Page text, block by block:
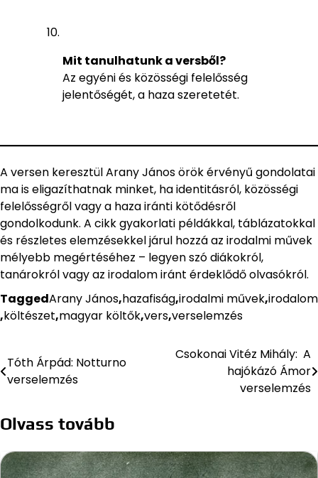
Mit tanulhatunk a versből?
Az egyéni és közösségi felelősség
jelentőségét, a haza szeretetét.
A versen keresztül Arany János örök érvényű gondolatai
ma is eligazíthatnak minket, ha identitásról, közösségi
felelősségről vagy a haza iránti kötődésről
gondolkodunk. A cikk gyakorlati példákkal, táblázatokkal
és részletes elemzésekkel járul hozzá az irodalmi művek
mélyebb megértéséhez – legyen szó diákokról,
tanárokról vagy az irodalom iránt érdeklődő olvasókról.
TaggedArany János,hazafiság,irodalmi művek,irodalom
,költészet,magyar költők,vers,verselemzés
Bejegyzés
navigáció
Tóth Árpád: Notturno
verselemzés
Csokonai Vitéz Mihály: A
hajókázó Ámor
verselemzés
Olvass tovább